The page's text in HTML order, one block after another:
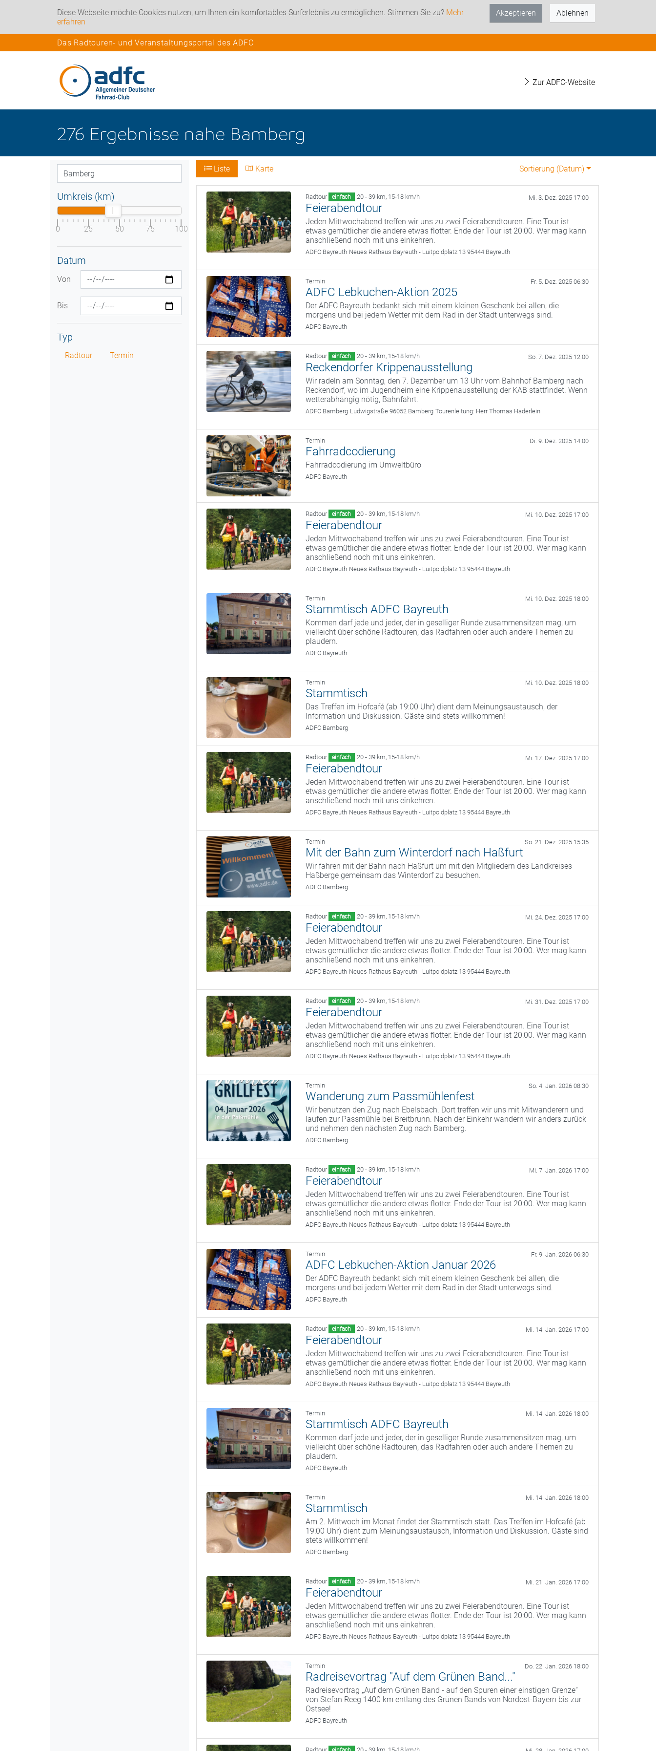
Diese Webseite möchte Cookies nutzen, um Ihnen ein komfortables Surferlebnis zu ermöglichen. Stimmen Sie zu? Mehr
erfahren
Akzeptieren Ablehnen
Das Radtouren- und Veranstaltungsportal des ADFC
Zur ADFC-Website
276 Ergebnisse nahe Bamberg
Umkreis (km)
0 25 50 75 100
Datum
Von
Bis
Typ
Radtour Termin
Liste Karte Sortierung (Datum)
Radtour einfach 20 - 39 km, 15-18 km/h Mi. 3. Dez. 2025 17:00
Feierabendtour
Jeden Mittwochabend treffen wir uns zu zwei Feierabendtouren. Eine Tour ist
etwas gemütlicher die andere etwas flotter. Ende der Tour ist 20:00. Wer mag kann
anschließend noch mit uns einkehren.
ADFC Bayreuth Neues Rathaus Bayreuth - Luitpoldplatz 13 95444 Bayreuth
Termin Fr. 5. Dez. 2025 06:30
ADFC Lebkuchen-Aktion 2025
Der ADFC Bayreuth bedankt sich mit einem kleinen Geschenk bei allen, die
morgens und bei jedem Wetter mit dem Rad in der Stadt unterwegs sind.
ADFC Bayreuth
Radtour einfach 20 - 39 km, 15-18 km/h So. 7. Dez. 2025 12:00
Reckendorfer Krippenausstellung
Wir radeln am Sonntag, den 7. Dezember um 13 Uhr vom Bahnhof Bamberg nach
Reckendorf, wo im Jugendheim eine Krippenausstellung der KAB stattfindet. Wenn
wetterabhängig nötig, Bahnfahrt.
ADFC Bamberg Ludwigstraße 96052 Bamberg Tourenleitung: Herr Thomas Haderlein
Termin Di. 9. Dez. 2025 14:00
Fahrradcodierung
Fahrradcodierung im Umweltbüro
ADFC Bayreuth
Radtour einfach 20 - 39 km, 15-18 km/h Mi. 10. Dez. 2025 17:00
Feierabendtour
Jeden Mittwochabend treffen wir uns zu zwei Feierabendtouren. Eine Tour ist
etwas gemütlicher die andere etwas flotter. Ende der Tour ist 20:00. Wer mag kann
anschließend noch mit uns einkehren.
ADFC Bayreuth Neues Rathaus Bayreuth - Luitpoldplatz 13 95444 Bayreuth
Termin Mi. 10. Dez. 2025 18:00
Stammtisch ADFC Bayreuth
Kommen darf jede und jeder, der in geselliger Runde zusammensitzen mag, um
vielleicht über schöne Radtouren, das Radfahren oder auch andere Themen zu
plaudern.
ADFC Bayreuth
Termin Mi. 10. Dez. 2025 18:00
Stammtisch
Das Treffen im Hofcafé (ab 19:00 Uhr) dient dem Meinungsaustausch, der
Information und Diskussion. Gäste sind stets willkommen!
ADFC Bamberg
Radtour einfach 20 - 39 km, 15-18 km/h Mi. 17. Dez. 2025 17:00
Feierabendtour
Jeden Mittwochabend treffen wir uns zu zwei Feierabendtouren. Eine Tour ist
etwas gemütlicher die andere etwas flotter. Ende der Tour ist 20:00. Wer mag kann
anschließend noch mit uns einkehren.
ADFC Bayreuth Neues Rathaus Bayreuth - Luitpoldplatz 13 95444 Bayreuth
Termin So. 21. Dez. 2025 15:35
Mit der Bahn zum Winterdorf nach Haßfurt
Wir fahren mit der Bahn nach Haßfurt um mit den Mitgliedern des Landkreises
Haßberge gemeinsam das Winterdorf zu besuchen.
ADFC Bamberg
Radtour einfach 20 - 39 km, 15-18 km/h Mi. 24. Dez. 2025 17:00
Feierabendtour
Jeden Mittwochabend treffen wir uns zu zwei Feierabendtouren. Eine Tour ist
etwas gemütlicher die andere etwas flotter. Ende der Tour ist 20:00. Wer mag kann
anschließend noch mit uns einkehren.
ADFC Bayreuth Neues Rathaus Bayreuth - Luitpoldplatz 13 95444 Bayreuth
Radtour einfach 20 - 39 km, 15-18 km/h Mi. 31. Dez. 2025 17:00
Feierabendtour
Jeden Mittwochabend treffen wir uns zu zwei Feierabendtouren. Eine Tour ist
etwas gemütlicher die andere etwas flotter. Ende der Tour ist 20:00. Wer mag kann
anschließend noch mit uns einkehren.
ADFC Bayreuth Neues Rathaus Bayreuth - Luitpoldplatz 13 95444 Bayreuth
Termin So. 4. Jan. 2026 08:30
Wanderung zum Passmühlenfest
Wir benutzen den Zug nach Ebelsbach. Dort treffen wir uns mit Mitwanderern und
laufen zur Passmühle bei Breitbrunn. Nach der Einkehr wandern wir anders zurück
und nehmen den nächsten Zug nach Bamberg.
ADFC Bamberg
Radtour einfach 20 - 39 km, 15-18 km/h Mi. 7. Jan. 2026 17:00
Feierabendtour
Jeden Mittwochabend treffen wir uns zu zwei Feierabendtouren. Eine Tour ist
etwas gemütlicher die andere etwas flotter. Ende der Tour ist 20:00. Wer mag kann
anschließend noch mit uns einkehren.
ADFC Bayreuth Neues Rathaus Bayreuth - Luitpoldplatz 13 95444 Bayreuth
Termin Fr. 9. Jan. 2026 06:30
ADFC Lebkuchen-Aktion Januar 2026
Der ADFC Bayreuth bedankt sich mit einem kleinen Geschenk bei allen, die
morgens und bei jedem Wetter mit dem Rad in der Stadt unterwegs sind.
ADFC Bayreuth
Radtour einfach 20 - 39 km, 15-18 km/h Mi. 14. Jan. 2026 17:00
Feierabendtour
Jeden Mittwochabend treffen wir uns zu zwei Feierabendtouren. Eine Tour ist
etwas gemütlicher die andere etwas flotter. Ende der Tour ist 20:00. Wer mag kann
anschließend noch mit uns einkehren.
ADFC Bayreuth Neues Rathaus Bayreuth - Luitpoldplatz 13 95444 Bayreuth
Termin Mi. 14. Jan. 2026 18:00
Stammtisch ADFC Bayreuth
Kommen darf jede und jeder, der in geselliger Runde zusammensitzen mag, um
vielleicht über schöne Radtouren, das Radfahren oder auch andere Themen zu
plaudern.
ADFC Bayreuth
Termin Mi. 14. Jan. 2026 18:00
Stammtisch
Am 2. Mittwoch im Monat findet der Stammtisch statt. Das Treffen im Hofcafé (ab
19:00 Uhr) dient zum Meinungsaustausch, Information und Diskussion. Gäste sind
stets willkommen!
ADFC Bamberg
Radtour einfach 20 - 39 km, 15-18 km/h Mi. 21. Jan. 2026 17:00
Feierabendtour
Jeden Mittwochabend treffen wir uns zu zwei Feierabendtouren. Eine Tour ist
etwas gemütlicher die andere etwas flotter. Ende der Tour ist 20:00. Wer mag kann
anschließend noch mit uns einkehren.
ADFC Bayreuth Neues Rathaus Bayreuth - Luitpoldplatz 13 95444 Bayreuth
Termin Do. 22. Jan. 2026 18:00
Radreisevortrag "Auf dem Grünen Band..."
Radreisevortrag „Auf dem Grünen Band - auf den Spuren einer einstigen Grenze“
von Stefan Reeg 1400 km entlang des Grünen Bands von Nordost-Bayern bis zur
Ostsee!
ADFC Bayreuth